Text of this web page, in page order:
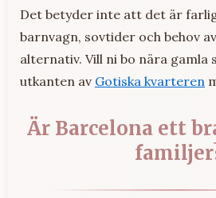
Det betyder inte att det är
barnvagn, sovtider och behov
alternativ. Vill ni bo nära gamla
utkanten av Gotiska kvarteren
Är Barcelona ett